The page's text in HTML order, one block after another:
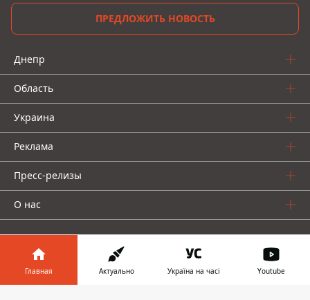
ПРЕДЛОЖИТЬ НОВОСТЬ
Днепр
Область
Украина
Реклама
Пресс-релизы
О нас
Главная Актуально Україна на часі Youtube